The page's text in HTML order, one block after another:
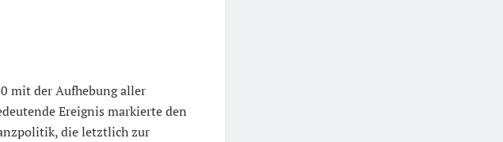
mit der Aufhebung aller
Ereignis markierte den
die letztlich zur